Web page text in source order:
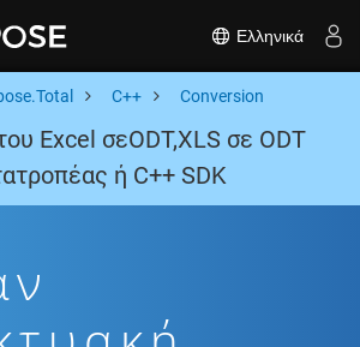
Ελληνικά
C++ Conversion
Excel σεODT,XLS σε ODT
ή C++ SDK